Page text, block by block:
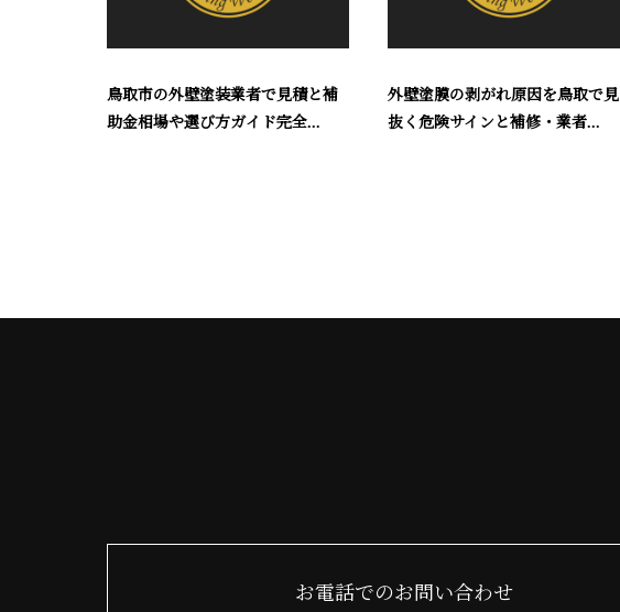
鳥取市の外壁塗装業者で見積と補
助金相場や選び方ガイド完全...
外壁塗膜の剥がれ原因を鳥取で見
抜く危険サインと補修・業者...
お電話でのお問い合わせ